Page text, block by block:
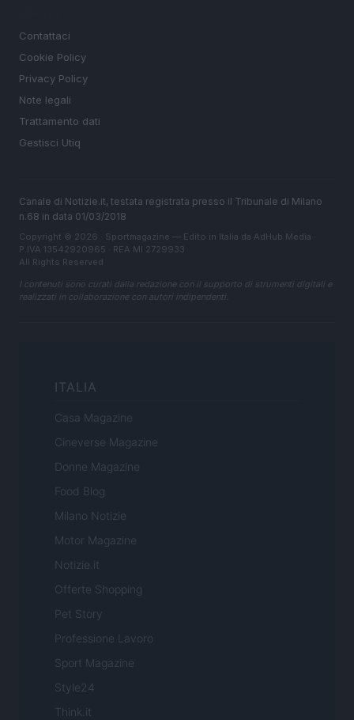
Contattaci
Cookie Policy
Privacy Policy
Note legali
Trattamento dati
Gestisci Utiq
Canale di Notizie.it, testata registrata presso il Tribunale di Milano
n.68 in data 01/03/2018
Copyright © 2026 · Sportmagazine — Edito in Italia da AdHub Media
P.IVA 13542920965 · REA MI 2729933
All Rights Reserved
I contenuti sono curati dalla redazione con il supporto di strumenti digitali e
realizzati in collaborazione con autori indipendenti.
ITALIA
Casa Magazine
Cineverse Magazine
Donne Magazine
Food Blog
Milano Notizie
Motor Magazine
Notizie.it
Offerte Shopping
Pet Story
Professione Lavoro
Sport Magazine
Style24
Think.it